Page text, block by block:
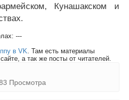
Кунашакском и
---
в VK. Там есть материалы
а так же посты от читателей.
Просмотра